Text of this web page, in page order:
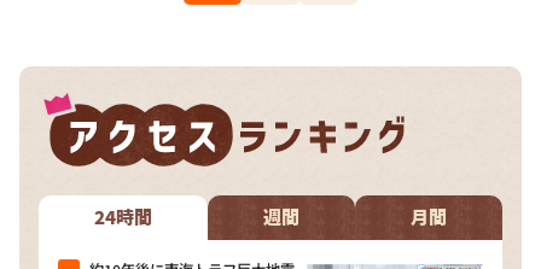
24時間 週間 月間